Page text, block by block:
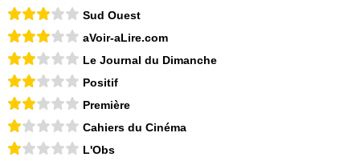
Sud Ouest
aVoir-aLire.com
Le Journal du Dimanche
Positif
Première
Cahiers du Cinéma
L'Obs